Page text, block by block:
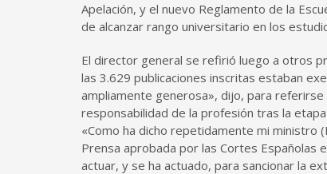
Apelación, y el nuevo Reglamento de la
de alcanzar rango universitario en los
El director general se refirió luego a otros
las 3.629 publicaciones inscritas estaban
ampliamente generosa», dijo, para
responsabilidad de la profesión tras la
«Como ha dicho repetidamente mi ministro
Prensa aprobada por las Cortes Españolas
actuar, y se ha actuado, para sancionar la